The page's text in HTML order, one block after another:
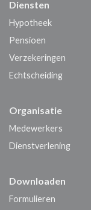
Diensten
Hypotheek
Pensioen
Verzekeringen
Echtscheiding
Organisatie
Medewerkers
Dienstverlening
Downloaden
Formulieren